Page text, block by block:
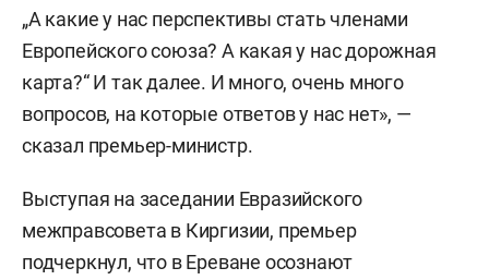
„А какие у нас перспективы стать членами
Европейского союза? А какая у нас дорожная
карта?“ И так далее. И много, очень много
вопросов, на которые ответов у нас нет», —
сказал премьер-министр.
Выступая на заседании Евразийского
межправсовета в Киргизии, премьер
подчеркнул, что в Ереване осознают